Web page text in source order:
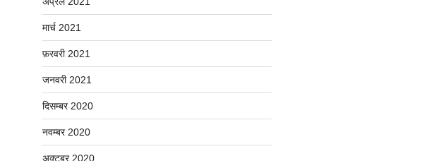
मार्च 2021
फ़रवरी 2021
जनवरी 2021
दिसम्बर 2020
नवम्बर 2020
अक्टूबर 2020